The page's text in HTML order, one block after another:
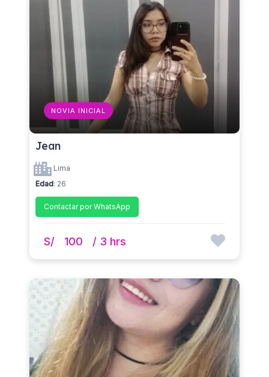
NOVIA INICIAL
Jean
Lima
Edad: 26
Contactar por WhatsApp
S/ 100 / 3 hrs